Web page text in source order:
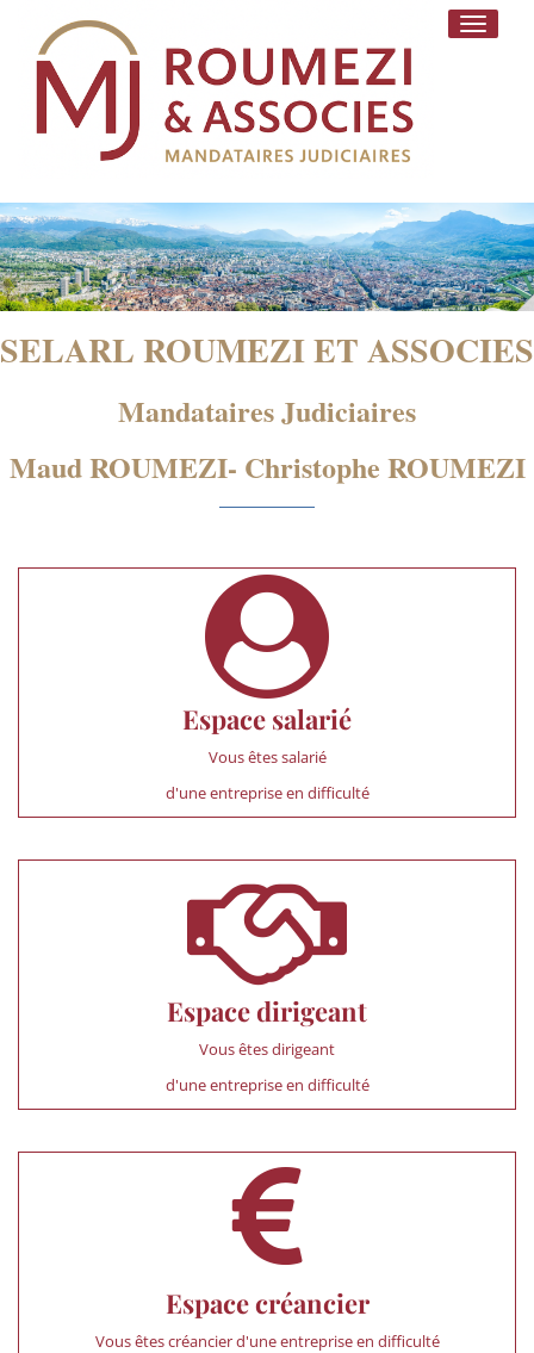
Toggle
SELARL ROUMEZI ET ASSOCIES
Mandataires Judiciaires
Maud ROUMEZI- Christophe ROUMEZI
Espace salarié
Vous êtes salarié
d'une entreprise en difficulté
Espace dirigeant
Vous êtes dirigeant
d'une entreprise en difficulté
Espace créancier
Vous êtes créancier d'une entreprise en difficulté